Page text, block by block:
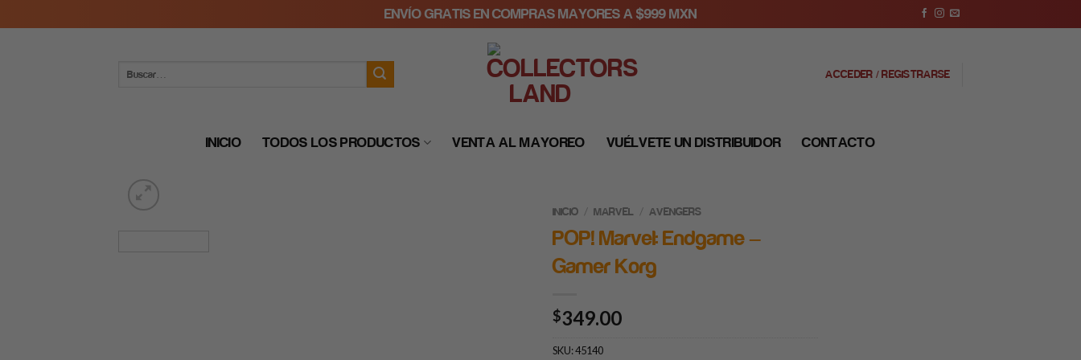
to
ENVÍO GRATIS EN COMPRAS MAYORES A $999 MXN
ACCEDER / REGISTRARSE
INICIO TODOS LOS PRODUCTOS VENTA AL MAYOREO VUÉLVETE UN DISTRIBUIDOR CONTACTO
INICIO / MARVEL / AVENGERS
POP! Marvel: Endgame –
Gamer Korg
$349.00
SKU:45140